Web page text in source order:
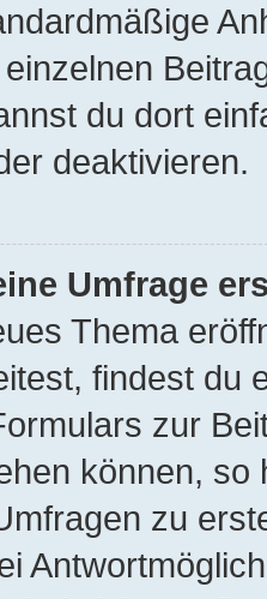
du dort
deaktivieren.
Umfrage
Thema
findest du
zur
können,
zu